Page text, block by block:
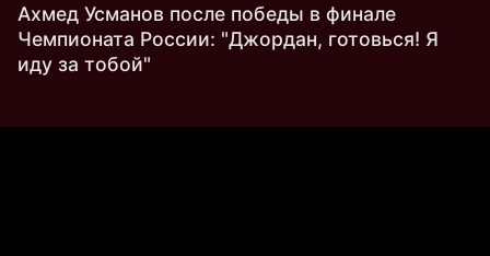
Ахмед Усманов после победы в финале
Чемпионата России: "Джордан, готовься! Я
иду за тобой"